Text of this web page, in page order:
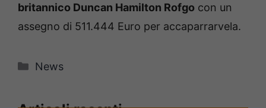
britannico Duncan Hamilton Rofgo con un
assegno di 511.444 Euro per accaparrarvela.
Categorie
News